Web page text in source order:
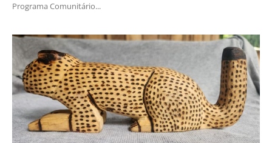
Programa Comunitário...